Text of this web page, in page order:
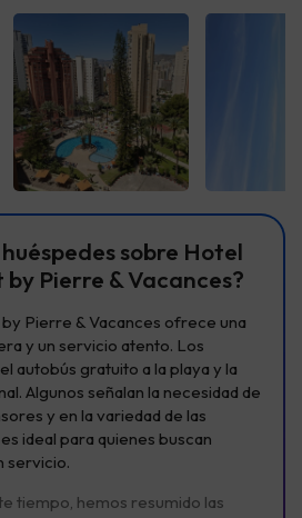
sobre Hotel
Pierre & Vacances?
Pierre & Vacances ofrece una
y un servicio atento. Los
autobús gratuito a la playa y la
Algunos señalan la necesidad de
y en la variedad de las
ideal para quienes buscan
servicio.
tiempo, hemos resumido las